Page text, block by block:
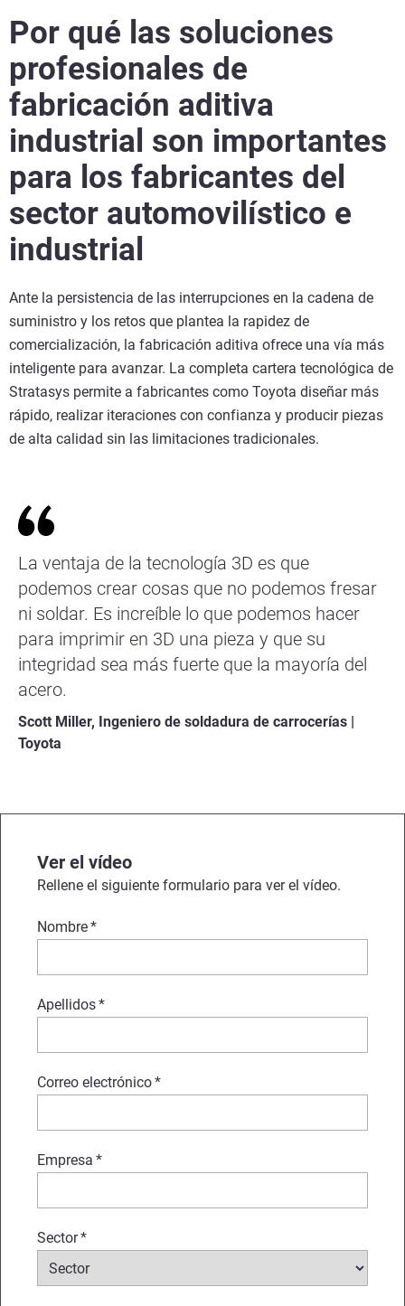
Ver el vídeo
Rellene el siguiente formulario para ver el vídeo.
Nombre*
Apellidos*
Correo electrónico*
Empresa *
Sector*
Por qué las soluciones
profesionales de
fabricación aditiva
industrial son importantes
para los fabricantes del
sector automovilístico e
industrial
Ante la persistencia de las interrupciones en la cadena de
suministro y los retos que plantea la rapidez de
comercialización, la fabricación aditiva ofrece una vía más
inteligente para avanzar. La completa cartera tecnológica de
Stratasys permite a fabricantes como Toyota diseñar más
rápido, realizar iteraciones con confianza y producir piezas
de alta calidad sin las limitaciones tradicionales.
La ventaja de la tecnología 3D es que
podemos crear cosas que no podemos fresar
ni soldar. Es increíble lo que podemos hacer
para imprimir en 3D una pieza y que su
integridad sea más fuerte que la mayoría del
acero.
Scott Miller, Ingeniero de soldadura de carrocerías |
Toyota